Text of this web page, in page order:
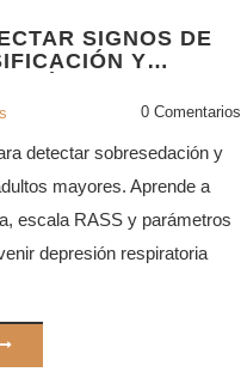
SIGNOS DE
Y
EN ADULTOS
PRÁCTICA0 Comentarios
detectar sobresedación y
mayores. Aprende a
escala RASS y parámetros
depresión respiratoria